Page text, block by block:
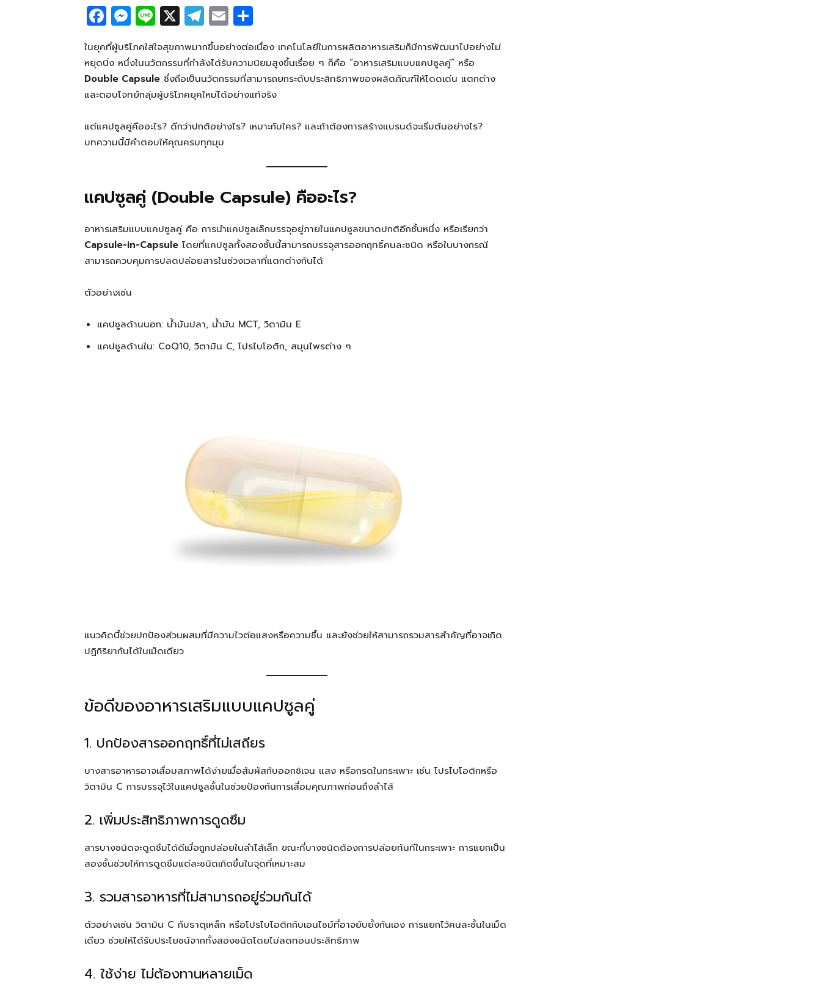
F
a
c
e
b
o
k
M
e
ss
e
n
er
Li
n
e
X T
el
e
g
ra
E
m
ail
h
ar
e
ในยุคที่ผู้บริโภคใส่ใจสุขภาพมากขึ้นอย่างต่อเนื่อง เทคโนโลยีในการผลิตอาหารเสริมก็มีการพัฒนาไปอย่างไม่
หยุดนิ่ง หนึ่งในนวัตกรรมที่กำลังได้รับความนิยมสูงขึ้นเรื่อย ๆ ก็คือ “อาหารเสริมแบบแคปซูลคู่” หรือ
Double Capsule ซึ่งถือเป็นนวัตกรรมที่สามารถยกระดับประสิทธิภาพของผลิตภัณฑ์ให้โดดเด่น แตกต่าง
และตอบโจทย์กลุ่มผู้บริโภคยุคใหม่ได้อย่างแท้จริง
แต่แคปซูลคู่คืออะไร? ดีกว่าปกติอย่างไร? เหมาะกับใคร? และถ้าต้องการสร้างแบรนด์จะเริ่มต้นอย่างไร?
บทความนี้มีคำตอบให้คุณครบทุกมุม
แคปซูลคู่ (Double Capsule) คืออะไร?
อาหารเสริมแบบแคปซูลคู่ คือ การนำแคปซูลเล็กบรรจุอยู่ภายในแคปซูลขนาดปกติอีกชั้นหนึ่ง หรือเรียกว่า
Capsule-in-Capsule โดยที่แคปซูลทั้งสองชั้นนี้สามารถบรรจุสารออกฤทธิ์คนละชนิด หรือในบางกรณี
สามารถควบคุมการปลดปล่อยสารในช่วงเวลาที่แตกต่างกันได้
ตัวอย่างเช่น
แคปซูลด้านนอก: น้ำมันปลา, น้ำมัน MCT, วิตามิน E
แคปซูลด้านใน: CoQ10, วิตามิน C, โปรไบโอติก, สมุนไพรต่าง ๆ
แนวคิดนี้ช่วยปกป้องส่วนผสมที่มีความไวต่อแสงหรือความชื้น และยังช่วยให้สามารถรวมสารสำคัญที่อาจเกิด
ปฏิกิริยากันได้ในเม็ดเดียว
ข้อดีของอาหารเสริมแบบแคปซูลคู่
1. ปกป้องสารออกฤทธิ์ที่ไม่เสถียร
บางสารอาหารอาจเสื่อมสภาพได้ง่ายเมื่อสัมผัสกับออกซิเจน แสง หรือกรดในกระเพาะ เช่น โปรไบโอติกหรือ
วิตามิน C การบรรจุไว้ในแคปซูลชั้นในช่วยป้องกันการเสื่อมคุณภาพก่อนถึงลำไส้
2. เพิ่มประสิทธิภาพการดูดซึม
สารบางชนิดจะดูดซึมได้ดีเมื่อถูกปล่อยในลำไส้เล็ก ขณะที่บางชนิดต้องการปล่อยทันทีในกระเพาะ การแยกเป็น
สองชั้นช่วยให้การดูดซึมแต่ละชนิดเกิดขึ้นในจุดที่เหมาะสม
3. รวมสารอาหารที่ไม่สามารถอยู่ร่วมกันได้
ตัวอย่างเช่น วิตามิน C กับธาตุเหล็ก หรือโปรไบโอติกกับเอนไซม์ที่อาจยับยั้งกันเอง การแยกไว้คนละชั้นในเม็ด
เดียว ช่วยให้ได้รับประโยชน์จากทั้งสองชนิดโดยไม่ลดทอนประสิทธิภาพ
4. ใช้ง่าย ไม่ต้องทานหลายเม็ด